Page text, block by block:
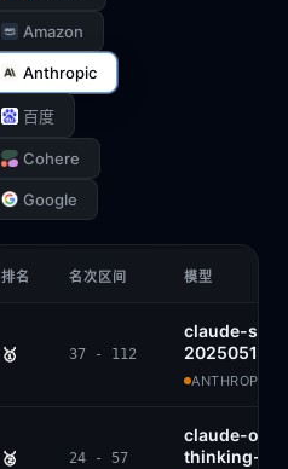
Amazon
Anthropic
百度
Cohere
Google
排名 名次区间 模型
🥇 37 - 112
claude-
20250514-
ANTHROPIC ·
🥈 24 - 57
claude-
thinking-